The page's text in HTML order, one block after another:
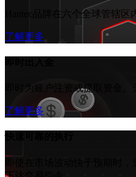
Hantec品牌在六个全球管辖区
了解更多
即时为账户注资或提取资金
了解更多
即使在市场波动快于预期时